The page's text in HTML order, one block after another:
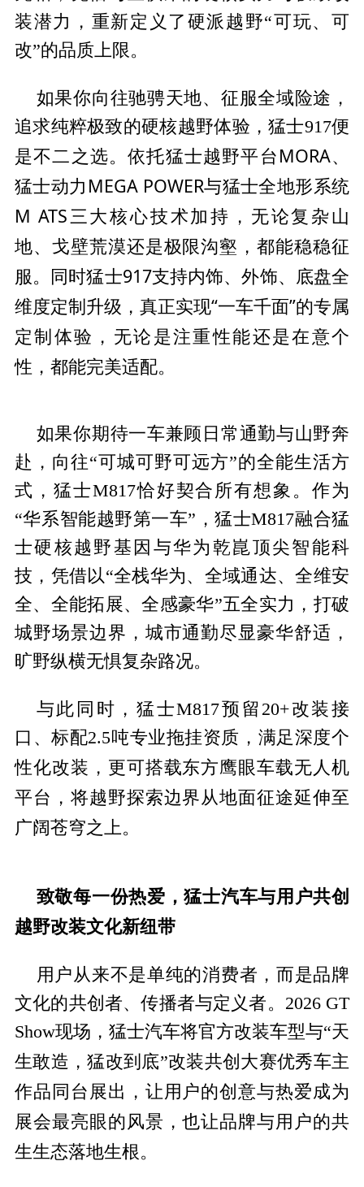
装潜力，重新定义了硬派越野“可玩、可
改”的品质上限。
如果你向往驰骋天地、征服全域险途，
追求纯粹极致的硬核越野体验，猛士917便
是不二之选。依托猛士越野平台MORA、
猛士动力MEGA POWER与猛士全地形系统
M ATS三大核心技术加持，无论复杂山
地、戈壁荒漠还是极限沟壑，都能稳稳征
服。同时猛士917支持内饰、外饰、底盘全
维度定制升级，真正实现“一车千面”的专属
定制体验，无论是注重性能还是在意个
性，都能完美适配。
如果你期待一车兼顾日常通勤与山野奔
赴，向往“可城可野可远方”的全能生活方
式，猛士M817恰好契合所有想象。作为
“华系智能越野第一车”，猛士M817融合猛
士硬核越野基因与华为乾崑顶尖智能科
技，凭借以“全栈华为、全域通达、全维安
全、全能拓展、全感豪华”五全实力，打破
城野场景边界，城市通勤尽显豪华舒适，
旷野纵横无惧复杂路况。
与此同时，猛士M817预留20+改装接
口、标配2.5吨专业拖挂资质，满足深度个
性化改装，更可搭载东方鹰眼车载无人机
平台，将越野探索边界从地面征途延伸至
广阔苍穹之上。
致敬每一份热爱，猛士汽车与用户共创
越野改装文化新纽带
用户从来不是单纯的消费者，而是品牌
文化的共创者、传播者与定义者。2026 GT
Show现场，猛士汽车将官方改装车型与“天
生敢造，猛改到底”改装共创 大赛优秀车主
作品同台展出，让用户的创意与热爱成为
展会最亮眼的风景，也让品牌与用户的共
生生态落地生根。